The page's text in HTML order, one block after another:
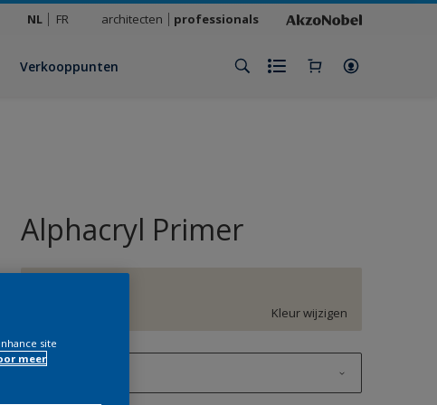
NL FR architecten professionals
Verkooppunten
Alphacryl Primer
Kleur wijzigen
site
meer